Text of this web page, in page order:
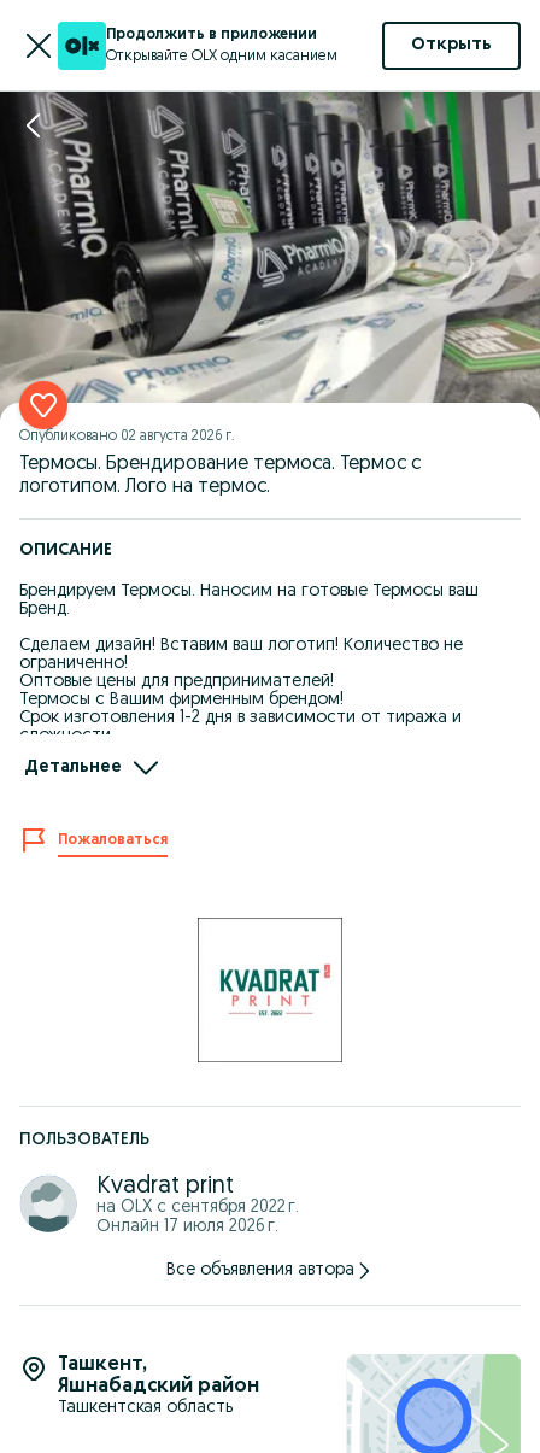
Продолжить в приложении
Открывайте OLX одним касанием
Открыть
Опубликовано 02 августа 2026 г.
Термосы. Брендирование термоса. Термос с
логотипом. Лого на термос.
ОПИСАНИЕ
Брендируем Термосы. Наносим на готовые Термосы ваш
Бренд.
Сделаем дизайн! Вставим ваш логотип! Количество не
ограниченно!
Оптовые цены для предпринимателей!
Термосы с Вашим фирменным брендом!
Срок изготовления 1-2 дня в зависимости от тиража и
сложности.
Оплата за наличный расчёт, по карте (Click, Payme, Apelsin) и
медиа.
Наш адрес: (Тузель) Крестик.
Работаем в режиме онлайн , офлайн 09.00-21.00
Свяжитесь с нами для обсуждения заказа:
Детальнее
Пожаловаться
ПОЛЬЗОВАТЕЛЬ
Kvadrat print
на OLX с сентября 2022 г.
Онлайн 17 июля 2026 г.
Все объявления автора
Ташкент,
Яшнабадский район
Ташкентская область